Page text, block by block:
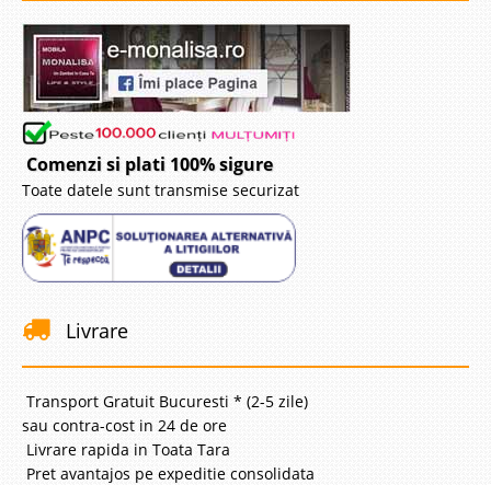
Comenzi si plati 100% sigure
Toate datele sunt transmise securizat
Livrare
Transport Gratuit Bucuresti * (2-5 zile)
sau contra-cost in 24 de ore
Livrare rapida in Toata Tara
Pret avantajos pe expeditie consolidata